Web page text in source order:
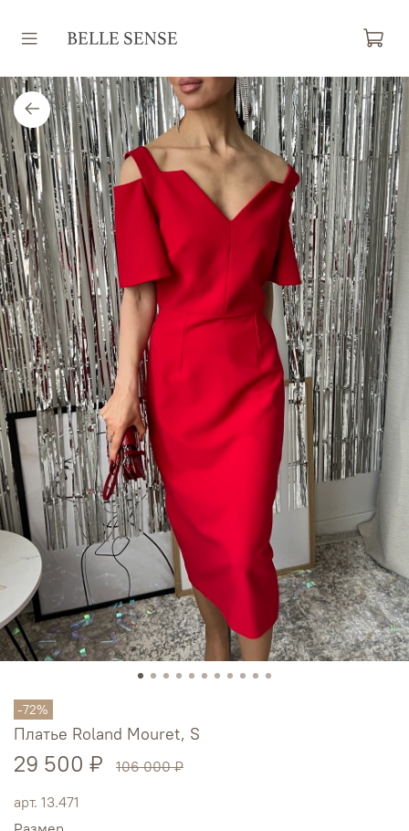
-72%
арт. 13.471
Платье Roland Mouret, S
29 500 ₽ 106 000 ₽